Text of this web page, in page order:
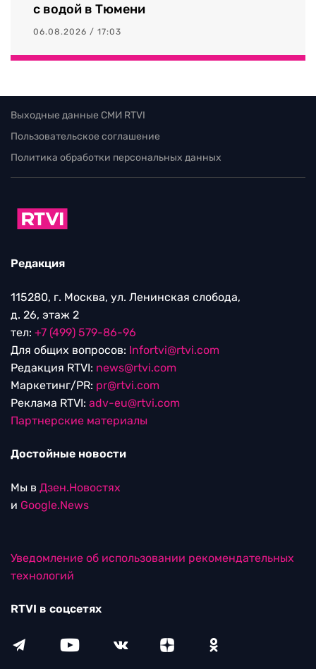
с водой в Тюмени
06.08.2026 / 17:03
Выходные данные СМИ RTVI
Пользовательское соглашение
Политика обработки персональных данных
Редакция
115280, г. Москва, ул. Ленинская слобода,
д. 26, этаж 2
тел: +7 (499) 579-86-96
Для общих вопросов: Infortvi@rtvi.com
Редакция RTVI: news@rtvi.com
Маркетинг/PR: pr@rtvi.com
Реклама RTVI: adv-eu@rtvi.com
Партнерские материалы
Достойные новости
Мы в Дзен.Новостях
и Google.News
Уведомление об использовании рекомендательных
технологий
RTVI в соцсетях